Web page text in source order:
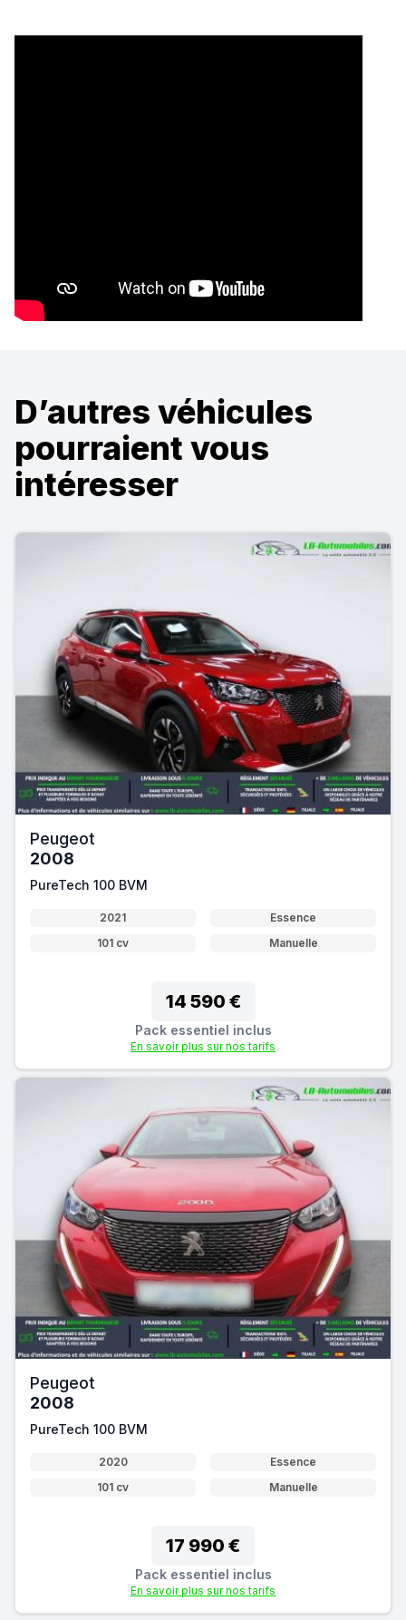
D’autres véhicules
pourraient vous
intéresser
Peugeot
2008
PureTech 100 BVM
2021
Essence
101 cv
Manuelle
14 590 €
Pack essentiel inclus
En savoir plus sur nos tarifs
Peugeot
2008
PureTech 100 BVM
2020
Essence
101 cv
Manuelle
17 990 €
Pack essentiel inclus
En savoir plus sur nos tarifs